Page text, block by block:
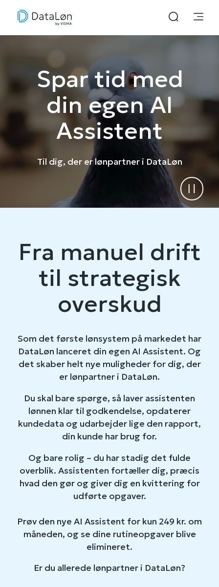
Spar tid med
din egen AI
Assistent
Til dig, der er lønpartner i DataLøn
Pause
Fra manuel drift
til strategisk
overskud
Som det første lønsystem på markedet har
DataLøn lanceret din egen AI Assistent. Og
det skaber helt nye muligheder for dig, der
er lønpartner i DataLøn.
Du skal bare spørge, så laver assistenten
lønnen klar til godkendelse, opdaterer
kundedata og udarbejder lige den rapport,
din kunde har brug for.
Og bare rolig – du har stadig det fulde
overblik. Assistenten fortæller dig, præcis
hvad den gør og giver dig en kvittering for
udførte opgaver.
Prøv den nye AI Assistent for kun 249 kr. om
måneden, og se dine rutineopgaver blive
elimineret.
Er du allerede lønpartner i DataLøn?